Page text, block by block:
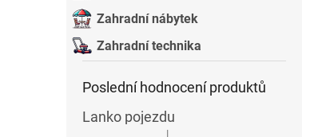
Zahradní nábytek
Zahradní technika
Poslední hodnocení produktů
Lanko pojezdu
|